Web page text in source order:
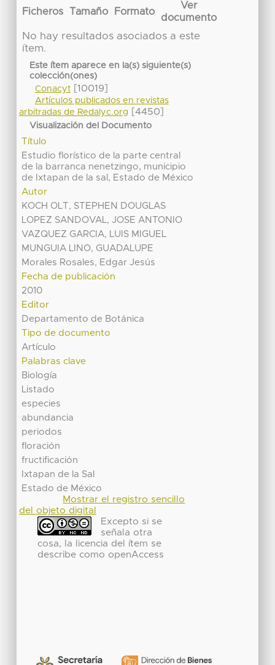
Ficheros Tamaño Formato
Ver
documento
No hay resultados asociados a este
ítem.
Este ítem aparece en la(s) siguiente(s)
colección(ones)
Conacyt[10019]
Artículos publicados en revistas
arbitradas de Redalyc.org
[4450]
Visualización del Documento
Título
Estudio florístico de la parte central
de la barranca nenetzingo, municipio
de Ixtapan de la sal, Estado de México
Autor
KOCH OLT, STEPHEN DOUGLAS
LOPEZ SANDOVAL, JOSE ANTONIO
VAZQUEZ GARCIA, LUIS MIGUEL
MUNGUIA LINO, GUADALUPE
Morales Rosales, Edgar Jesús
Fecha de publicación
2010
Editor
Departamento de Botánica
Tipo de documento
Artículo
Palabras clave
Biología
Listado
especies
abundancia
periodos
floración
fructificación
Ixtapan de la Sal
Estado de México
Mostrar el registro sencillo
del objeto digital
Excepto si se
señala otra
cosa, la licencia del ítem se
describe como openAccess